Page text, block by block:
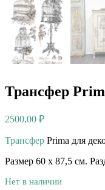
Трансфер
2500,00 ₽
Трансфер Prima для
Размер 60 х 87,5 см.
Нет в наличии